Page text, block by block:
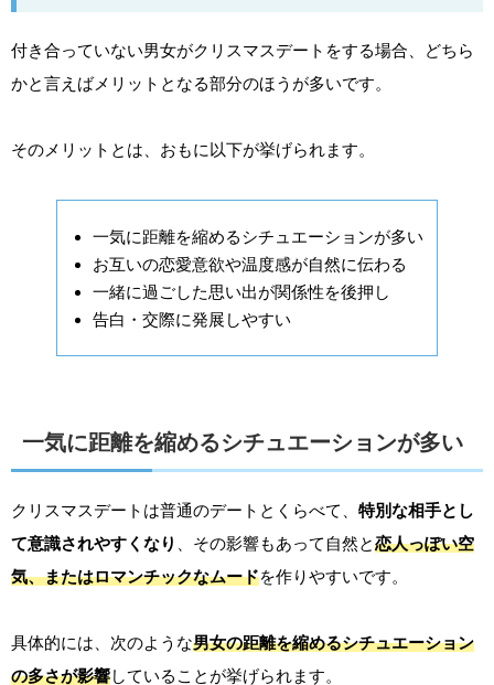
付き合っていない男女がクリスマスデートをする場合、どちら
かと言えばメリットとなる部分のほうが多いです。
そのメリットとは、おもに以下が挙げられます。
一気に距離を縮めるシチュエーションが多い
お互いの恋愛意欲や温度感が自然に伝わる
一緒に過ごした思い出が関係性を後押し
告白・交際に発展しやすい
一気に距離を縮めるシチュエーションが多い
クリスマスデートは普通のデートとくらべて、 特別な相手とし
て意識されやすくなり
、その影響もあって自然と恋人っぽい空
気、またはロマンチックなムードを作りやすいです。
具体的には、次のような男女の距離を縮めるシチュエーション
の多さが影響していることが挙げられます。